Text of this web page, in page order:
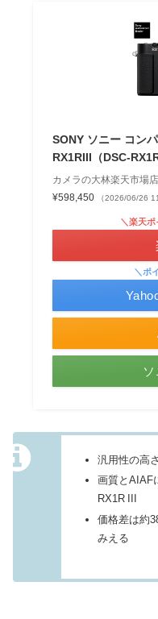
SONY ソニー コン
RX1RIII（DSC-
カメラの大林楽天市場店
¥598,450
（2026/06/26
＼楽天ポ
＼ポ
汎用性の高
画質とAIAF
RX1R III
価格差は約
みえる